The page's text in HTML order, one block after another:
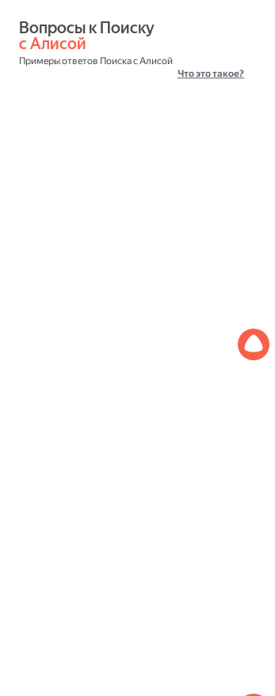
с Алисой
Примеры ответов Поиска с Алисой
Что это такое?